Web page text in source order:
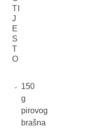
TI
J
E
S
T
O
150
g
pirovog
brašna